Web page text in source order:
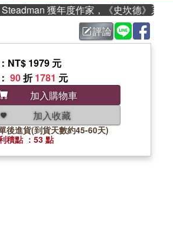
獲年度作家，《史坎德》系列帶
評論
：NT$ 1979 元
： 90折1781 元
加入購物車
加入收藏
後進貨(到貨天數約45-60天)
積點 ：53 點